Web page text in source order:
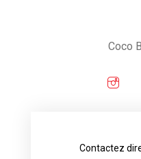
Coco
Contactez